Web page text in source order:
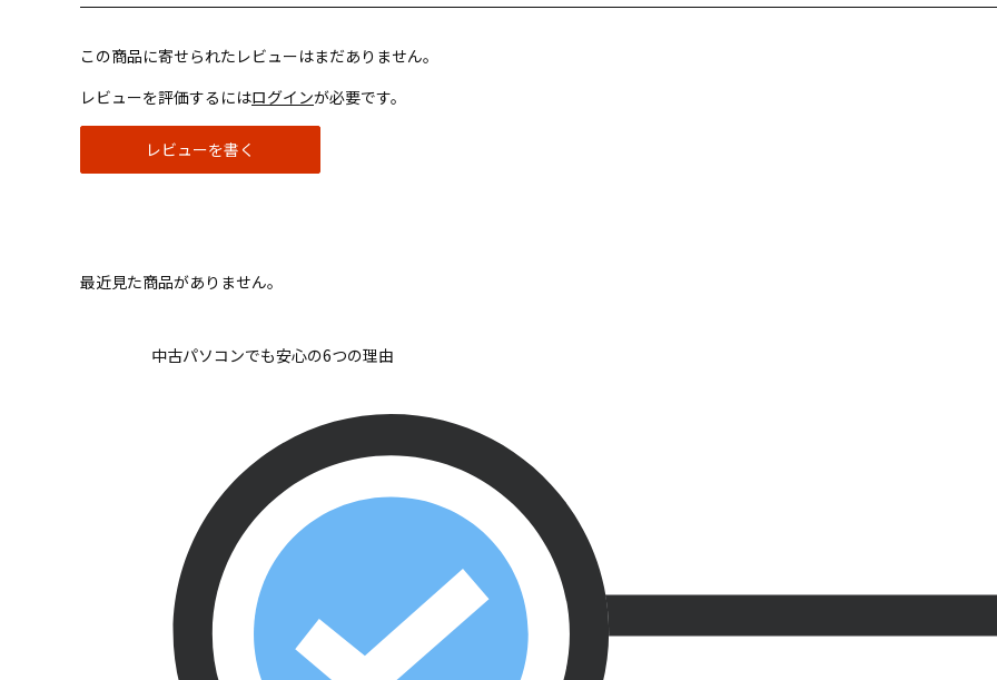
この商品に寄せられたレビューはまだありません。
レビューを評価するにはログインが必要です。
レビューを書く
最近見た商品がありません。
中古パソコンでも安心の6つの理由